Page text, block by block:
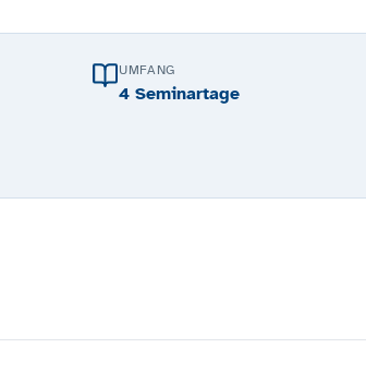
UMFANG
4 Seminartage